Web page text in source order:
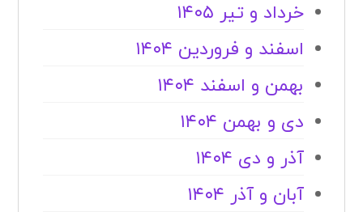
خرداد و تیر ۱۴۰۵
اسفند و فروردین ۱۴۰۴
بهمن و اسفند ۱۴۰۴
دی و بهمن ۱۴۰۴
آذر و دی ۱۴۰۴
آبان و آذر ۱۴۰۴